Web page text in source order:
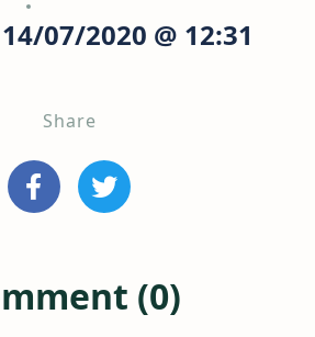
14/07/2020 @ 12:31
Share
(0)